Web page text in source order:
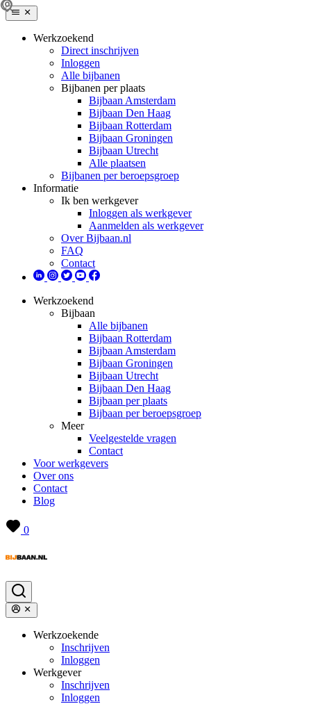
Werkzoekend
Direct inschrijven
Inloggen
Alle bijbanen
Bijbanen per plaats
Bijbaan Amsterdam
Bijbaan Den Haag
Bijbaan Rotterdam
Bijbaan Groningen
Bijbaan Utrecht
Alle plaatsen
Bijbanen per beroepsgroep
Informatie
Ik ben werkgever
Inloggen als werkgever
Aanmelden als werkgever
Over Bijbaan.nl
FAQ
Contact
Werkzoekend
Bijbaan
Alle bijbanen
Bijbaan Rotterdam
Bijbaan Amsterdam
Bijbaan Groningen
Bijbaan Utrecht
Bijbaan Den Haag
Bijbaan per plaats
Bijbaan per beroepsgroep
Meer
Veelgestelde vragen
Contact
Voor werkgevers
Over ons
Contact
Blog
0
Werkzoekende
Inschrijven
Inloggen
Werkgever
Inschrijven
Inloggen